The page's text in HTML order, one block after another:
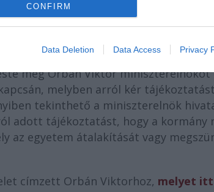
CONFIRM
Data Deletion Data Access Privacy
szervezése a Ludovikán belül. "Én
merem jelenteni, hogy ha én lennék
a pénzzel együtt" - fogalmazott
meg Orbán Viktor
melyben arról kér
tekinthető a miniszterelnök
adott tájékoztatást, hogy a kormány
az egyetem átalakítását vagy
címzett Orbán Viktorhoz, melyet itt